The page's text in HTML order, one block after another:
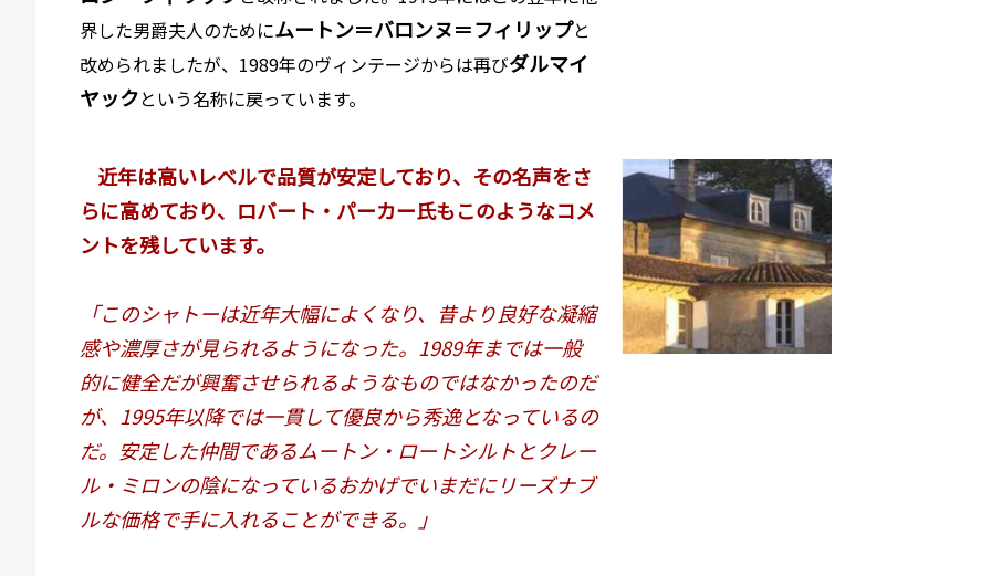
界した男爵夫人のためにムートン＝バロンヌ＝フィリップと
改められましたが、1989年のヴィンテージからは再びダルマイ
ヤックという名称に戻っています。
近年は高いレベルで品質が安定しており、その名声をさ
らに高めており、ロバート・パーカー氏もこのようなコメ
ントを残しています。
「このシャトーは近年大幅によくなり、昔より良好な凝縮
感や濃厚さが見られるようになった。1989年までは一般
的に健全だが興奮させられるようなものではなかったのだ
が、1995年以降では一貫して優良から秀逸となっているの
だ。安定した仲間であるムートン・ロートシルトとクレー
ル・ミロンの陰になっているおかげでいまだにリーズナブ
ルな価格で手に入れることができる。」